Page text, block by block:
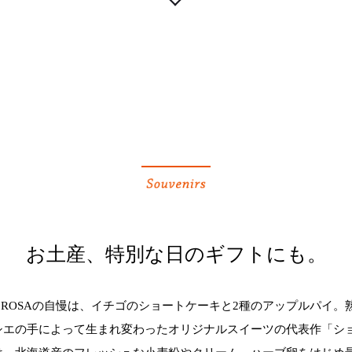
お土産、特別な日のギフトにも。
の自慢は、イチゴのショートケーキと2種のアップルパイ。
エの手によって生まれ変わったオリジナルスイーツの代表作「シ